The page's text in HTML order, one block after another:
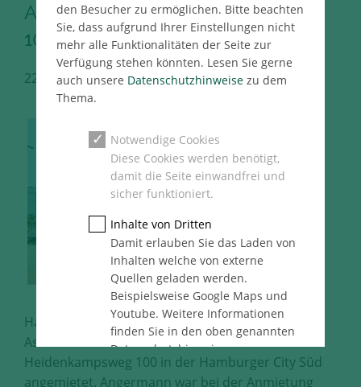
Angermann im Heidenkampsweg
100
22.07.2024 Hamburg Immo Pressemeldung
Hamburg, 22.07.2024 – Die Paul Henrich KG
Assecuranz hat ca. 144 m² Bürofläche im
Heidenkampsweg 100 in der Hamburger City Süd
angemietet. Angermann war bei der Anmietung
den Besucher zu ermöglichen. Bitte beachten
Sie, dass aufgrund Ihrer Einstellungen nicht
mehr alle Funktionalitäten der Seite zur
Verfügung stehen könnten. Lesen Sie gerne
auch unsere Datenschutzhinweisezu dem
Thema.
Notwendige Cookies
Diese Cookies werden benötigt,
damit die Seite einwandfrei und
sicher funktioniert.
Inhalte von Dritten
Damit erlauben Sie das Laden von
Inhalten welche von externe
Quellen geladen werden.
Beispielsweise Google Maps und
Youtube. Weitere Informationen
finden Sie in den oben genannten
Datenschutzhinweise.
Statistik